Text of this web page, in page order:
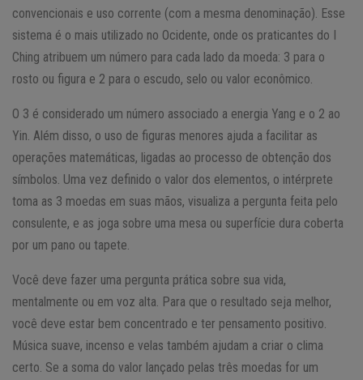
convencionais e uso corrente (com a mesma denominação). Esse
sistema é o mais utilizado no Ocidente, onde os praticantes do I
Ching atribuem um número para cada lado da moeda: 3 para o
rosto ou figura e 2 para o escudo, selo ou valor econômico.
O 3 é considerado um número associado a energia Yang e o 2 ao
Yin. Além disso, o uso de figuras menores ajuda a facilitar as
operações matemáticas, ligadas ao processo de obtenção dos
símbolos. Uma vez definido o valor dos elementos, o intérprete
toma as 3 moedas em suas mãos, visualiza a pergunta feita pelo
consulente, e as joga sobre uma mesa ou superfície dura coberta
por um pano ou tapete.
Você deve fazer uma pergunta prática sobre sua vida,
mentalmente ou em voz alta. Para que o resultado seja melhor,
você deve estar bem concentrado e ter pensamento positivo.
Música suave, incenso e velas também ajudam a criar o clima
certo. Se a soma do valor lançado pelas três moedas for um